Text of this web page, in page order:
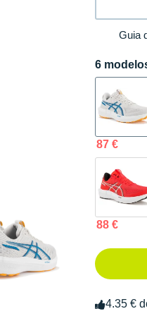
Guia
6
87 €
88 €
4.35 €